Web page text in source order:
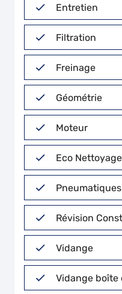
Entretien
Filtration
Freinage
Géométrie
Moteur
Eco
Pneumatiques
Révision
Vidange
Vidange boîte